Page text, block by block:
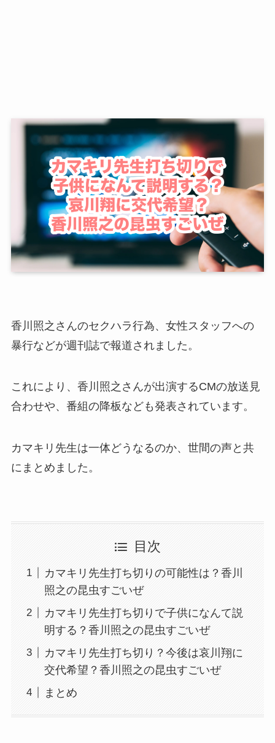
香川照之さんのセクハラ行為、女性スタッフへの
暴行などが週刊誌で報道されました。
これにより、香川照之さんが出演するCMの放送見
合わせや、番組の降板なども発表されています。
カマキリ先生は一体どうなるのか、世間の声と共
にまとめました。
目次
カマキリ先生打ち切りの可能性は？香川
照之の昆虫すごいぜ
カマキリ先生打ち切りで子供になんて説
明する？香川照之の昆虫すごいぜ
カマキリ先生打ち切り？今後は哀川翔に
交代希望？香川照之の昆虫すごいぜ
まとめ